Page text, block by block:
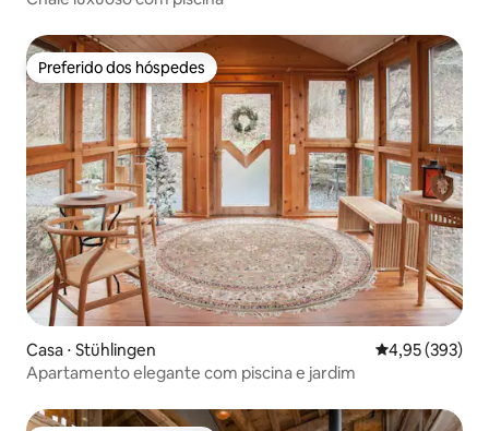
Preferido dos hóspedes
Preferido dos hóspedes
Casa ⋅ Stühlingen 4,95 de uma
4,95 (393)
Apartamento elegante com piscina e jardim